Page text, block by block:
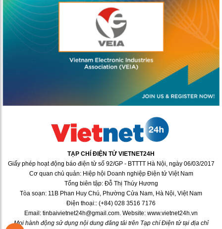
TẠP CHÍ ĐIỆN TỬ VIETNET24H
Giấy phép hoạt động báo điện tử số 92/GP - BTTTT Hà Nội, ngày 06/03/2017
Cơ quan chủ quản: Hiệp hội Doanh nghiệp Điện tử Việt Nam
Tổng biên tập: Đỗ Thị Thúy Hương
Tòa soạn: 11B Phan Huy Chú, Phường Cửa Nam, Hà Nội, Việt Nam
Điện thoại:: (+84) 028 3516 7176
Email: tinbaivietnet24h@gmail.com. Website: www.vietnet24h.vn
Mọi hành động sử dụng nội dung đăng tải trên Tạp chí Điện tử tại địa chỉ